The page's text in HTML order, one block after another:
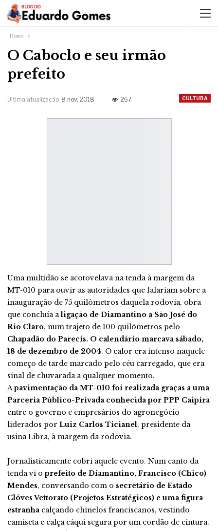
Home
O Caboclo e seu irmão
prefeito
CULTURA
Ultima atualização 8 nov, 2018 267
Uma multidão se acotovelava na tenda à margem da
MT-010 para ouvir as autoridades que falariam sobre a
inauguração de 75 quilômetros daquela rodovia, obra
que concluía aligação de Diamantino a São José do
Rio Claro, num trajeto de 100 quilômetros pelo
Chapadão do Parecis. O calendário marcava sábado,
18 de dezembro de 2004. O calor era intenso naquele
começo de tarde marcado pelo céu carregado, que era
sinal de chuvarada a qualquer momento.
Apavimentação da MT-010 foi realizada graças a uma
Parceria Público-Privada conhecida por PPP Caipira
entre o governo e empresários do agronegócio
liderados por Luiz Carlos Ticianel, presidente da
usina Libra, à margem da rodovia.
Jornalisticamente cobri aquele evento. Num canto da
tenda vi oprefeito de Diamantino, Francisco (Chico)
Mendes, conversando com o secretário de Estado
Clóves Vettorato (Projetos Estratégicos) e uma figura
estranha calçando chinelos franciscanos, vestindo
camiseta e calça cáqui segura por um cordão de cintura.